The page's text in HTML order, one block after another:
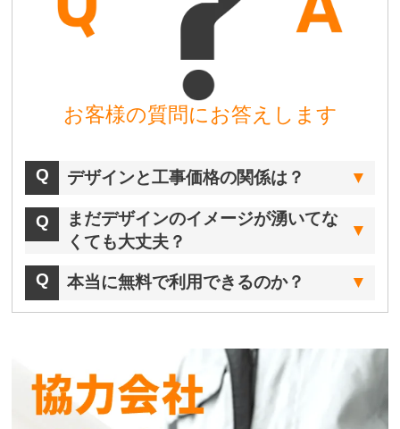
お客様の質問にお答えします
デザインと工事価格の関係は？
まだデザインのイメージが湧いてな
くても大丈夫？
本当に無料で利用できるのか？